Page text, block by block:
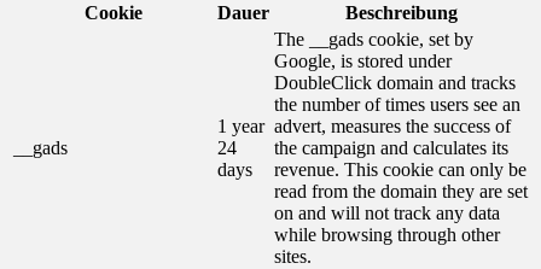
Cookie
Dauer Beschreibung
__gads
1 year
24
days
The __gads cookie, set by
Google, is stored under
DoubleClick domain and tracks
the number of times users see an
advert, measures the success of
the campaign and calculates its
revenue. This cookie can only be
read from the domain they are set
on and will not track any data
while browsing through other
sites.